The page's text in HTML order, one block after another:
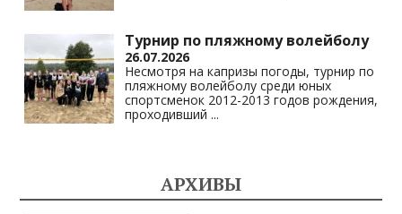
Турнир по пляжному волейболу
26.07.2026
Несмотря на капризы погоды, турнир по
пляжному волейболу среди юных
спортсменок 2012-2013 годов рождения,
проходивший ...
АРХИВЫ